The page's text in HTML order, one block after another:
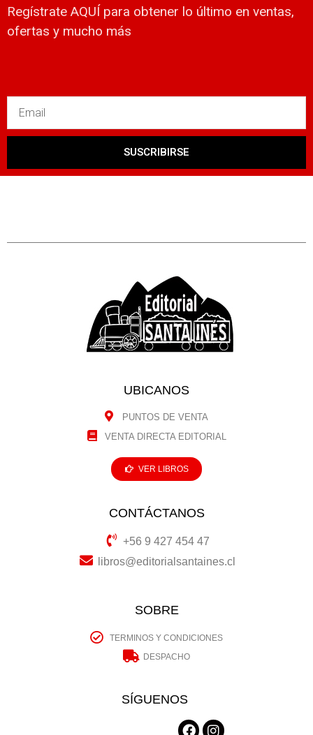
Regístrate AQUÍ para obtener lo último en ventas,
ofertas y mucho más
SUSCRIBIRSE
UBICANOS
PUNTOS DE VENTA
VENTA DIRECTA EDITORIAL
VER LIBROS
CONTÁCTANOS
+56 9 427 454 47
libros@editorialsantaines.cl
SOBRE
TERMINOS Y CONDICIONES
DESPACHO
SÍGUENOS